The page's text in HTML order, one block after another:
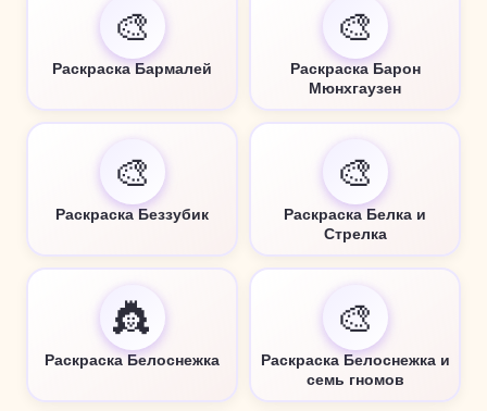
🎨
Раскраска Бармалей
🎨
Раскраска Барон
Мюнхгаузен
🎨
Раскраска Беззубик
🎨
Раскраска Белка и
Стрелка
👸
Раскраска Белоснежка
🎨
Раскраска Белоснежка и
семь гномов